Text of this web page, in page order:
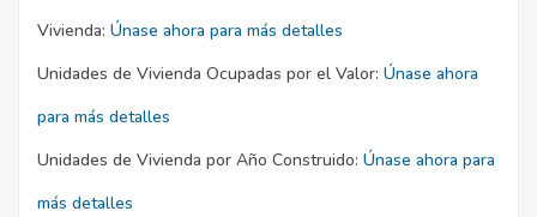
Vivienda: Únase ahora para más detalles
Unidades de Vivienda Ocupadas por el Valor: Únase ahora
para más detalles
Unidades de Vivienda por Año Construido: Únase ahora para
más detalles